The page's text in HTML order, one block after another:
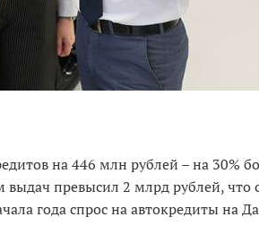
на 446 млн рублей – на 30%
превысил 2 млрд рублей, что
года спрос на автокредиты на